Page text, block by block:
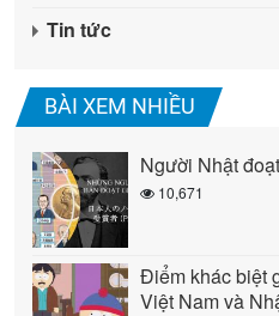
Tin tức
BÀI XEM NHIỀU
Người Nhật
10,671
Điểm khác biệt
Việt Nam và